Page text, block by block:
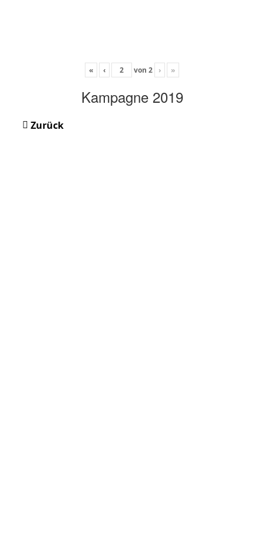
« ‹ von 2 › »
Kampagne 2019
Zurück